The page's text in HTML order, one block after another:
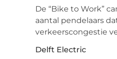
De “Bike to Work”
aantal pendelaars
verkeerscongestie
Delft Electric